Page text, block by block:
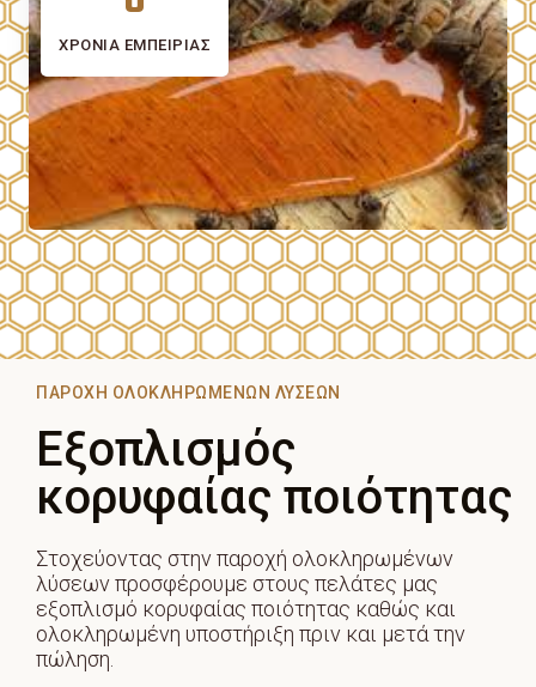
ΧΡΌΝΙΑ ΕΜΠΕΙΡΊΑΣ
ΠΑΡΟΧΉ ΟΛΟΚΛΗΡΩΜΈΝΩΝ ΛΎΣΕΩΝ
Εξοπλισμός
κορυφαίας ποιότητας
Στοχεύοντας στην παροχή ολοκληρωμένων
λύσεων προσφέρουμε στους πελάτες μας
εξοπλισμό κορυφαίας ποιότητας καθώς και
ολοκληρωμένη υποστήριξη πριν και μετά την
πώληση.